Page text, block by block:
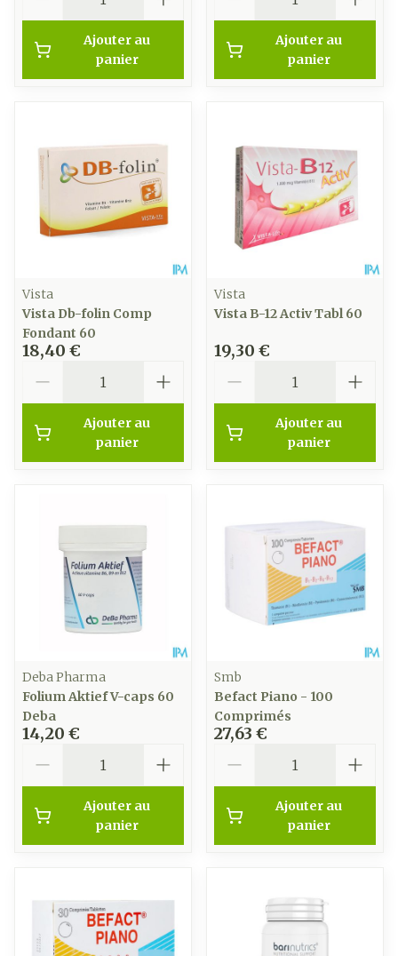
Ajouter au
panier
Ajouter au
panier
Vista
Vista Db-folin Comp
Fondant 60
18,40 €
Ajouter au
panier
Vista
Vista B-12 Activ Tabl 60
19,30 €
Ajouter au
panier
Deba Pharma
Folium Aktief V-caps 60
Deba
14,20 €
Ajouter au
panier
Smb
Befact Piano - 100
Comprimés
27,63 €
Ajouter au
panier